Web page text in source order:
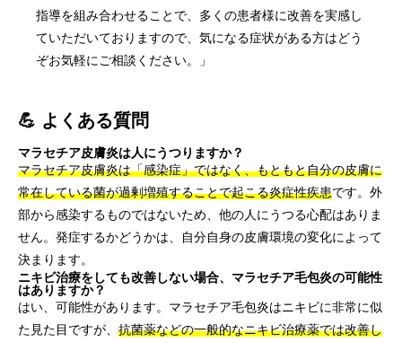
指導を組み合わせることで、多くの患者様に改善を実感し
ていただいておりますので、気になる症状がある方はどう
ぞお気軽にご相談ください。」
💪 よくある質問
マラセチア皮膚炎は人にうつりますか？
マラセチア皮膚炎は「感染症」ではなく、もともと自分の皮膚に
常在している菌が過剰増殖することで起こる炎症性疾患です。外
部から感染するものではないため、他の人にうつる心配はありま
せん。発症するかどうかは、自分自身の皮膚環境の変化によって
決まります。
ニキビ治療をしても改善しない場合、マラセチア毛包炎の可能性
はありますか？
はい、可能性があります。マラセチア毛包炎はニキビに非常に似
た見た目ですが、 抗菌薬などの一般的なニキビ治療薬では改善し